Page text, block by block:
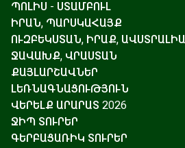
ՊՈԼԻՍ - ՍՏԱՄԲՈՒԼ
ԻՐԱՆ, ՊԱՐՍԿԱՀԱՅՔ
ՈՒԶԲԵԿՍՏԱՆ, ԻՐԱՔ,
ՋԱՎԱԽՔ, ՎՐԱՍՏԱՆ
ՔԱՅԼԱՐՇԱՎՆԵՐ
ԼԵՌՆԱԳՆԱՑՈՒԹՅՈՒՆ
ՎԵՐԵԼՔ ԱՐԱՐԱՏ 2026
ՋԻՊ ՏՈՒՐԵՐ
ԳԵՐԲԱՑԱՌԻԿ ՏՈՒՐԵՐ